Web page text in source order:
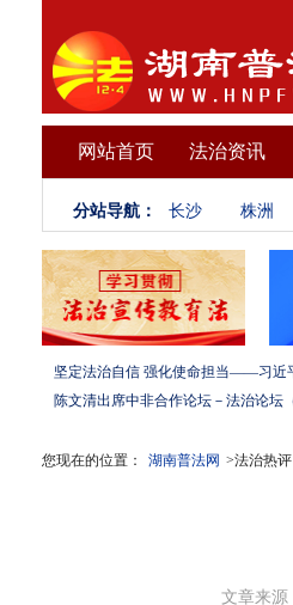
网站首页 法治资讯
分站导航： 长沙 株洲
您现在的位置： 湖南普法网 >法治热评
文章来源